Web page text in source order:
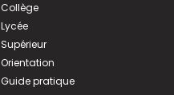
Collège
Lycée
Supérieur
Orientation
Guide pratique